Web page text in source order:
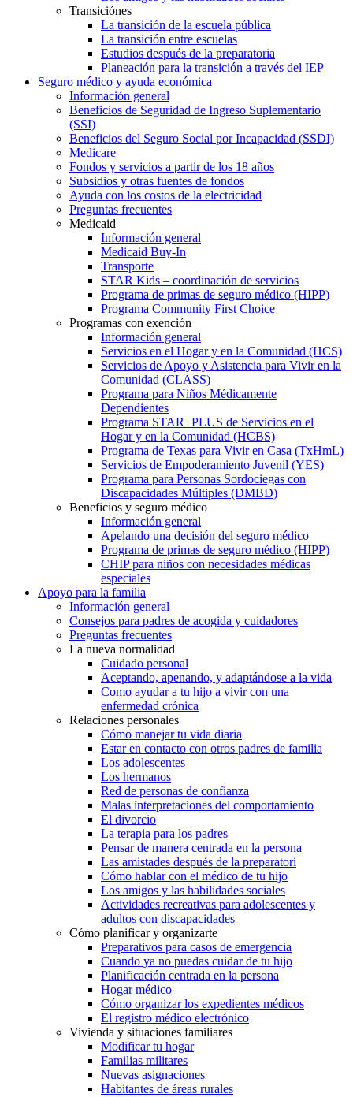
Transiciónes
La transición de la escuela pública
La transición entre escuelas
Estudios después de la preparatoria
Planeación para la transición a través del IEP
Seguro médico y ayuda económica
Información general
Beneficios de Seguridad de Ingreso Suplementario
(SSI)
Beneficios del Seguro Social por Incapacidad (SSDI)
Medicare
Fondos y servicios a partir de los 18 años
Subsidios y otras fuentes de fondos
Ayuda con los costos de la electricidad
Preguntas frecuentes
Medicaid
Información general
Medicaid Buy-In
Transporte
STAR Kids – coordinación de servicios
Programa de primas de seguro médico (HIPP)
Programa Community First Choice
Programas con exención
Información general
Servicios en el Hogar y en la Comunidad (HCS)
Servicios de Apoyo y Asistencia para Vivir en la
Comunidad (CLASS)
Programa para Niños Médicamente
Dependientes
Programa STAR+PLUS de Servicios en el
Hogar y en la Comunidad (HCBS)
Programa de Texas para Vivir en Casa (TxHmL)
Servicios de Empoderamiento Juvenil (YES)
Programa para Personas Sordociegas con
Discapacidades Múltiples (DMBD)
Beneficios y seguro médico
Información general
Apelando una decisión del seguro médico
Programa de primas de seguro médico (HIPP)
CHIP para niños con necesidades médicas
especiales
Apoyo para la familia
Información general
Consejos para padres de acogida y cuidadores
Preguntas frecuentes
La nueva normalidad
Cuidado personal
Aceptando, apenando, y adaptándose a la vida
Como ayudar a tu hijo a vivir con una
enfermedad crónica
Relaciones personales
Cómo manejar tu vida diaria
Estar en contacto con otros padres de familia
Los adolescentes
Los hermanos
Red de personas de confianza
Malas interpretaciones del comportamiento
El divorcio
La terapia para los padres
Pensar de manera centrada en la persona
Las amistades después de la preparatori
Cómo hablar con el médico de tu hijo
Los amigos y las habilidades sociales
Actividades recreativas para adolescentes y
adultos con discapacidades
Cómo planificar y organizarte
Preparativos para casos de emergencia
Cuando ya no puedas cuidar de tu hijo
Planificación centrada en la persona
Hogar médico
Cómo organizar los expedientes médicos
El registro médico electrónico
Vivienda y situaciones familiares
Modificar tu hogar
Familias militares
Nuevas asignaciones
Habitantes de áreas rurales